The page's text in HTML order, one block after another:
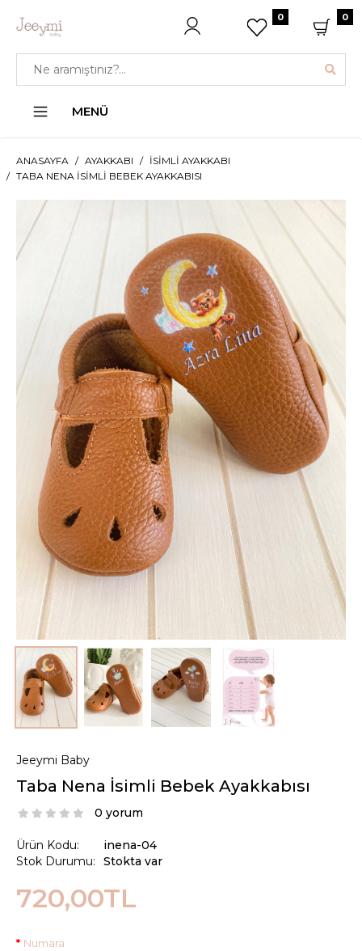
0 0
MENÜ
ANASAYFA AYAKKABI
İSIMLI AYAKKABI
TABA NENA İSIMLI BEBEK AYAKKABISI
Jeeymi Baby
Taba Nena İsimli Bebek Ayakkabısı
0 yorum
Ürün Kodu:
Stok Durumu:
inena-04
Stokta var
720,00TL
Numara